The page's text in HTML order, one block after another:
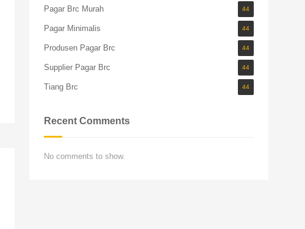
Pagar Brc Murah 44
Pagar Minimalis 44
Produsen Pagar Brc 44
Supplier Pagar Brc 44
Tiang Brc 44
Recent Comments
No comments to show.